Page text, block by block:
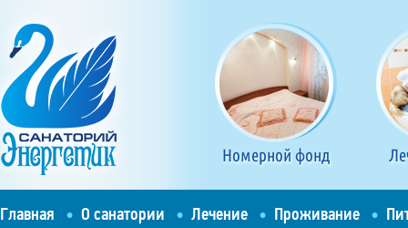
Номерной фонд
Главная О санатории Лечение Проживание